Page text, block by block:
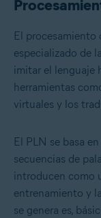
El procesamiento
especializado de
imitar el lenguaje
herramientas
virtuales y los
El PLN se basa
secuencias de
introducen como
entrenamiento y
se genera es,